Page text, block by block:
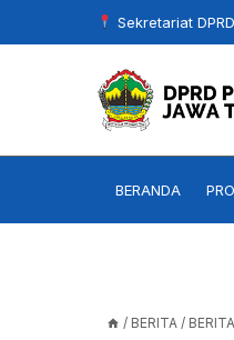
to
Sekretariat
BERANDA
/ BERITA /